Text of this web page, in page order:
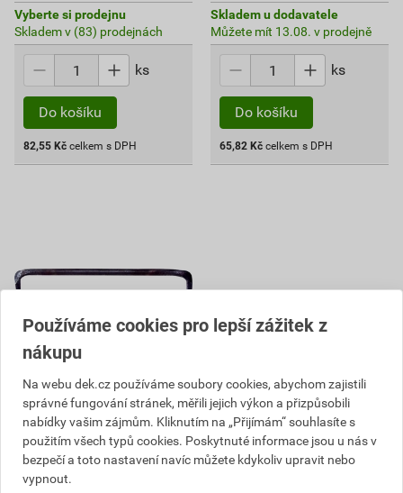
Vyberte si prodejnu
Skladem v (83) prodejnách
ks
Do košíku
82,55 Kč celkem s DPH
Skladem u dodavatele
Můžete mít 13.08. v prodejně
ks
Do košíku
65,82 Kč celkem s DPH
Kramle tesařská 12×300
mm
77,78 Kč
70,00Kč
cena za ks s DPH
Používáme cookies pro lepší zážitek z
nákupu
Na webu dek.cz používáme soubory cookies, abychom zajistili
správné fungování stránek, měřili jejich výkon a přizpůsobili
nabídky vašim zájmům. Kliknutím na „Přijímám“ souhlasíte s
použitím všech typů cookies. Poskytnuté informace jsou u nás v
bezpečí a toto nastavení navíc můžete kdykoliv upravit nebo
vypnout.